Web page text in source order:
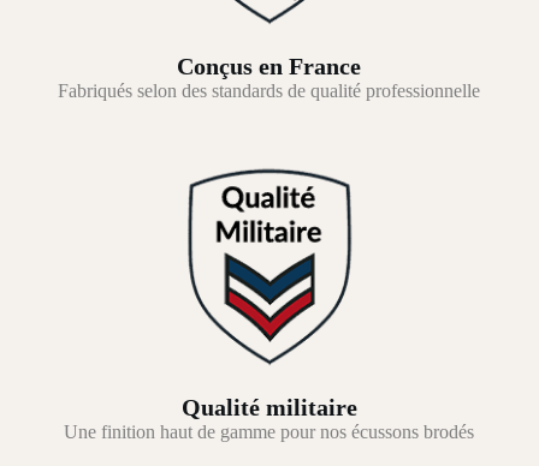
Conçus en France
Fabriqués selon des standards de qualité professionnelle
Qualité militaire
Une finition haut de gamme pour nos écussons brodés